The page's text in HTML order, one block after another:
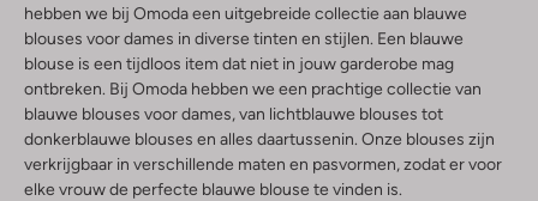
hebben we bij Omoda een uitgebreide collectie aan blauwe
blouses voor dames in diverse tinten en stijlen. Een blauwe
blouse is een tijdloos item dat niet in jouw garderobe mag
ontbreken. Bij Omoda hebben we een prachtige collectie van
blauwe blouses voor dames, van lichtblauwe blouses tot
donkerblauwe blouses en alles daartussenin. Onze blouses zijn
verkrijgbaar in verschillende maten en pasvormen, zodat er voor
elke vrouw de perfecte blauwe blouse te vinden is.